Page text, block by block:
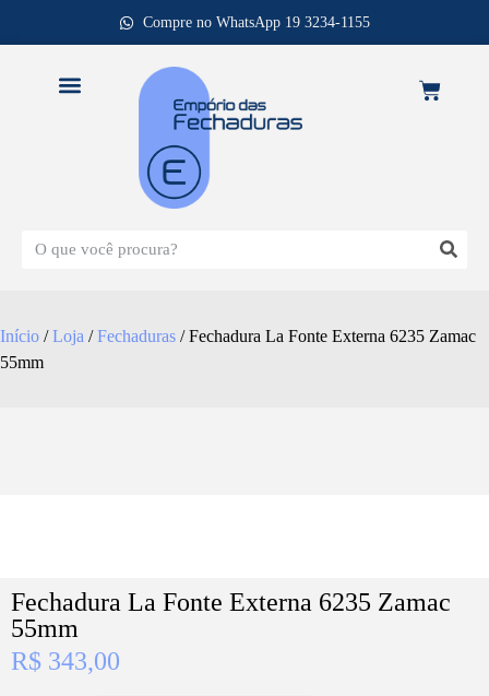
Compre no WhatsApp 19 3234-1155
Início /Loja /Fechaduras / Fechadura La Fonte Externa 6235 Zamac
55mm
Fechadura La Fonte Externa 6235 Zamac
55mm
R$ 343,00